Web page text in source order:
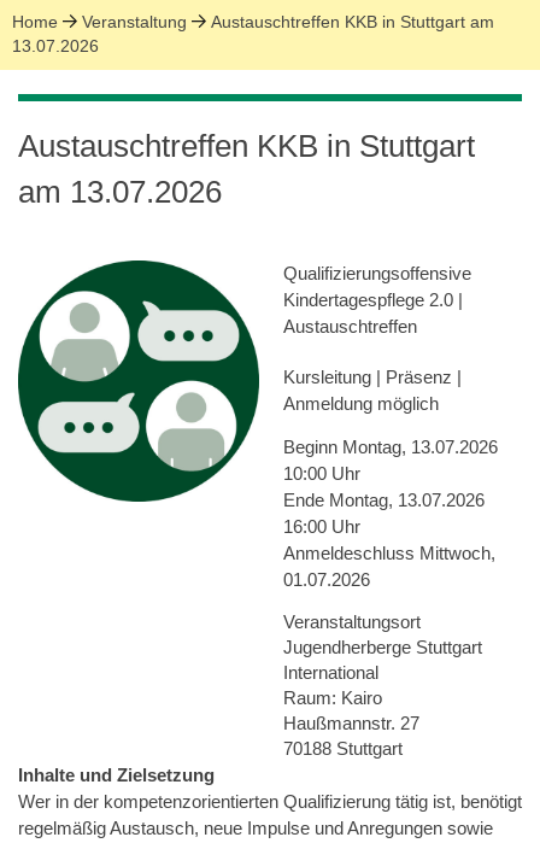
Home Veranstaltung
Austauschtreffen KKB in Stuttgart am
13.07.2026
Austauschtreffen KKB in Stuttgart
am 13.07.2026
Qualifizierungsoffensive
Kindertagespflege 2.0
Austauschtreffen
Kursleitung | Präsenz |
Anmeldung möglich
Beginn Montag, 13.07.2026
10:00 Uhr
Ende Montag, 13.07.2026
16:00 Uhr
Anmeldeschluss Mittwoch,
01.07.2026
Veranstaltungsort
Jugendherberge Stuttgart
International
Raum: Kairo
Haußmannstr. 27
70188 Stuttgart
Inhalte und Zielsetzung
Wer in der kompetenzorientierten Qualifizierung tätig ist, benötigt
regelmäßig Austausch, neue Impulse und Anregungen sowie